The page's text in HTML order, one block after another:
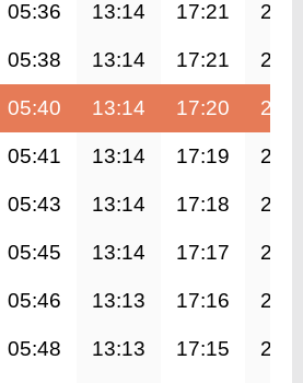
05:36 13:14 17:21
05:38 13:14 17:21
05:40 13:14 17:20
05:41 13:14 17:19
05:43 13:14 17:18
05:45 13:14 17:17
05:46 13:13 17:16
05:48 13:13 17:15